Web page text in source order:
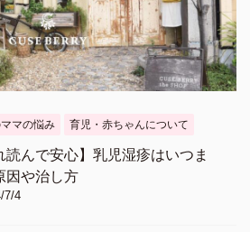
マの悩み 育児・赤ちゃんについて
読んで安心】乳児湿疹はいつま
因や治し方
7/4